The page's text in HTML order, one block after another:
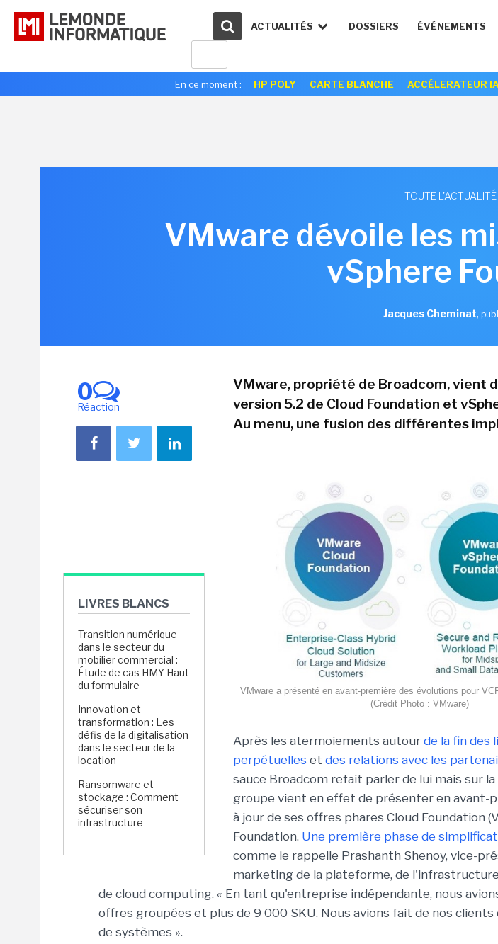
ACTUALITÉS DOSSIERS ÉVÉNEMENTS
En ce moment : HP POLY CARTE BLANCHE ACCÉLERATEUR
TOUTE L'ACTUALITÉ
VMware dévoile les
vSphere
Jacques Cheminat,
0
Réaction
LIVRES BLANCS
Transition numérique
dans le secteur du
mobilier commercial :
Étude de cas HMY Haut
du formulaire
Innovation et
transformation : Les
défis de la digitalisation
dans le secteur de la
location
Ransomware et
stockage : Comment
sécuriser son
infrastructure
VMware, propriété de Broadcom, vient
version 5.2 de Cloud Foundation et
Au menu, une fusion des différentes
VMware a présenté en avant-première des évolutions pour
(Crédit Photo : VMware)
Après les atermoiements autour de la fin des
perpétuelles et des relations avec les
sauce Broadcom refait parler de lui mais sur
groupe vient en effet de présenter en avant-
à jour de ses offres phares Cloud Foundation
Foundation. Une première phase de
comme le rappelle Prashanth Shenoy, vice-
marketing de la plateforme, de
de cloud computing. « En tant qu'entreprise indépendante, nous
offres groupées et plus de 9 000 SKU. Nous avions fait de nos
de systèmes ».